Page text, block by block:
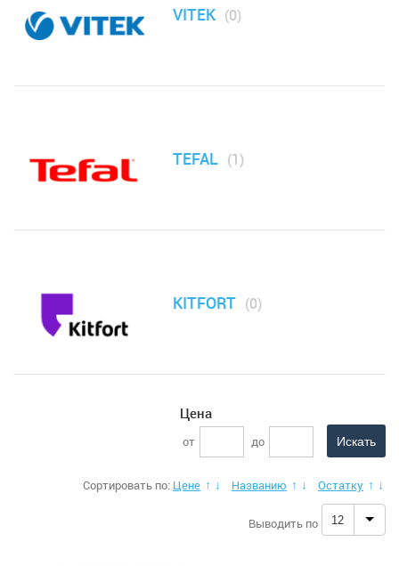
Контейнеры
Кофеварки, кофемолки, френч-прессы
Кухонные комбайны и мясорубки
Машинки для стрижки, триммеры
Мельницы для специй
Миксеры, блендеры, измельчители (чопперы)
VITEK (0)
TEFAL (1)
KITFORT (0)
Цена
от до
Сортировать по: Цене ↑ ↓ Названию ↑ ↓ Остатку ↑ ↓
Выводить по 12